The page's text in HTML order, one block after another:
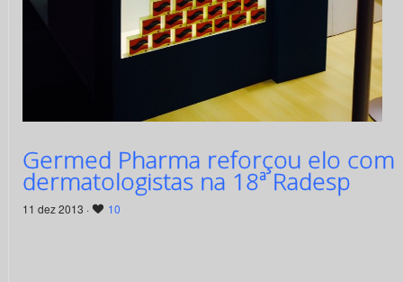
Germed Pharma reforçou elo com
dermatologistas na 18ª Radesp
11 dez 2013 · 10